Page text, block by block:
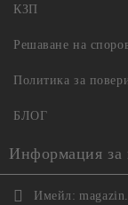
КЗП
Решаване на
Политика за
БЛОГ
Информация за
Имейл: